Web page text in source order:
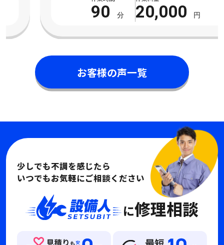
全く見られないチャンネルもあり困 […]
20,000 円
お客様の声一覧
少しでも不調を感じたら
いつでもお気軽にご相談ください
に修理相談